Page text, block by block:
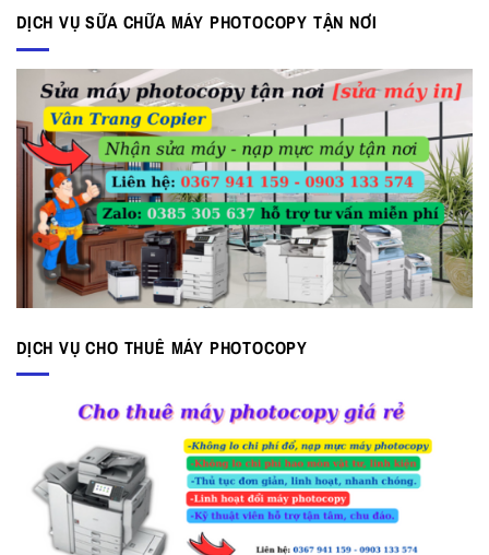
17.000.000 ₫.là:
15.000.000 ₫.
DỊCH VỤ SỮA CHỮA MÁY PHOTOCOPY TẬN NƠI
DỊCH VỤ CHO THUÊ MÁY PHOTOCOPY